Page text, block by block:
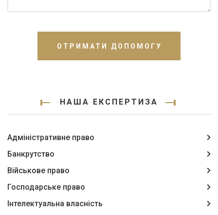
ОТРИМАТИ ДОПОМОГУ
НАША ЕКСПЕРТИЗА
Адміністративне право
Банкрутство
Військове право
Господарське право
Інтелектуальна власність